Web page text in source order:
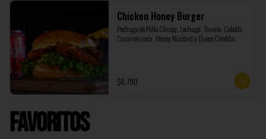
Chicken Honey Burger
Pechuga de Pollo Chispy, Lechuga, Tomate, Cebolla
Caramelizada, Honey Mustard y Queso Cheddar
$8.790
Favoritos